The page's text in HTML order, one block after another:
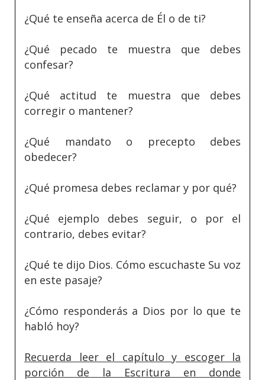
¿Qué te enseña acerca de Él o de ti?
¿Qué pecado te muestra que debes
confesar?
¿Qué actitud te muestra que debes
corregir o mantener?
¿Qué mandato o precepto debes
obedecer?
¿Qué promesa debes reclamar y por qué?
¿Qué ejemplo debes seguir, o por el
contrario, debes evitar?
¿Qué te dijo Dios. Cómo escuchaste Su voz
en este pasaje?
¿Cómo responderás a Dios por lo que te
habló hoy?
Recuerda leer el capítulo y escoger la
porción de la Escritura en donde